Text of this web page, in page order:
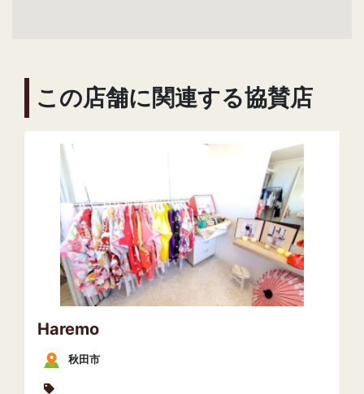
この店舗に関連する協賛店
Haremo
秋田市